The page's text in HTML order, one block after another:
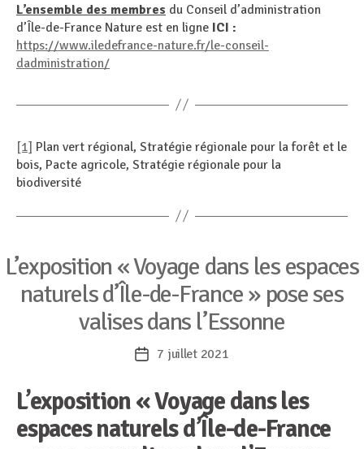
L’ensemble des membres du Conseil d’administration
d’Île-de-France Nature est en ligne ICI :
https://www.iledefrance-nature.fr/le-conseil-
dadministration/
[1] Plan vert régional, Stratégie régionale pour la forêt et le
bois, Pacte agricole, Stratégie régionale pour la
biodiversité
L’exposition « Voyage dans les espaces
naturels d’Île-de-France » pose ses
valises dans l’Essonne
Date
l’article
7 juillet 2021
L’exposition « Voyage dans les
espaces naturels d’Île-de-France